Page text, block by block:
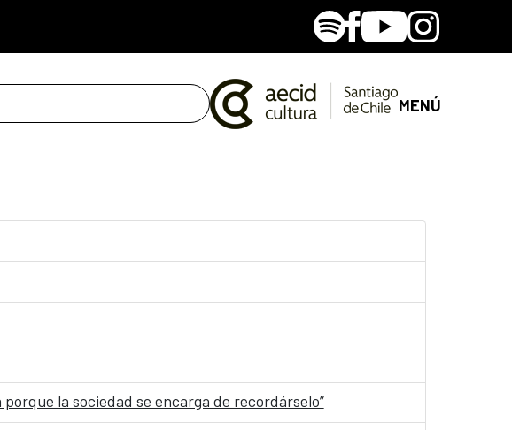
SpotifyFacebook
YoutubeInstagram
MENÚ
la sociedad se encarga de recordárselo”